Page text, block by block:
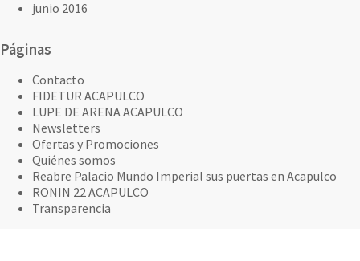
junio 2016
Páginas
Contacto
FIDETUR ACAPULCO
LUPE DE ARENA ACAPULCO
Newsletters
Ofertas y Promociones
Quiénes somos
Reabre Palacio Mundo Imperial sus puertas en Acapulco
RONIN 22 ACAPULCO
Transparencia